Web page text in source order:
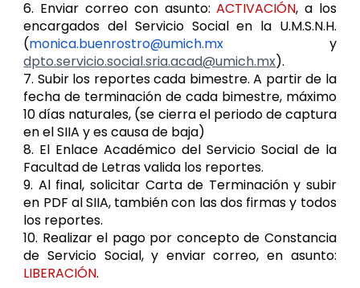
6. Enviar correo con asunto:ACTIVACIÓN, a los
encargados del Servicio Socialen la U.M.S.N.H.
(monica.buenrostro@umich.mx y
dpto.servicio.social.sria.acad@umich.mx).
7. Subir los reportes cada bimestre. A partir de la
fecha de terminación de cada bimestre, máximo
10 días naturales, (se cierra el periodo de captura
en el SIIA y es causa de baja)
8. El Enlace Académico del Servicio Social de la
Facultad de Letras valida los reportes.
9. Al final, solicitar Carta de Terminación y subir
en PDF al SIIA, también con las dos firmas y todos
los reportes.
10. Realizar el pago por concepto de Constancia
de Servicio Social, y enviar correo, en asunto:
LIBERACIÓN.